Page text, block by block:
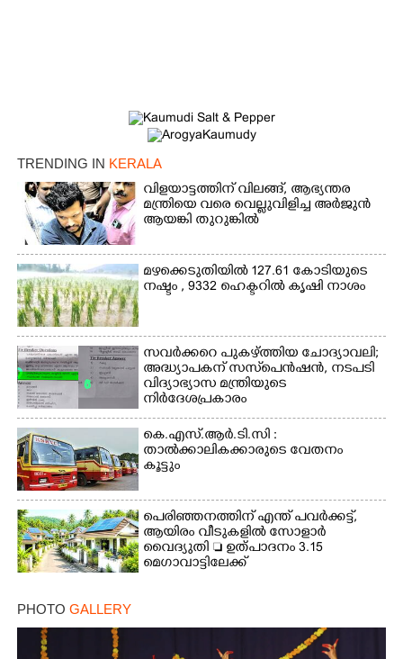
TRENDING IN KERALA
വിളയാട്ടത്തിന് വിലങ്ങ്, ആഭ്യന്തര
മന്ത്രിയെ വരെ വെല്ലുവിളിച്ച അർജുൻ
ആയങ്കി തുറുങ്കിൽ
മഴക്കെടുതിയിൽ 127.61 കോടിയുടെ
നഷ്ടം , 9332 ഹെക്ടറിൽ കൃഷി നാശം
സവർക്കറെ പുകഴ്ത്തിയ ചോദ്യാവലി;
അദ്ധ്യാപകന് സസ്‌പെൻഷൻ, നടപടി
വിദ്യാഭ്യാസ മന്ത്രിയുടെ
നിർദേശപ്രകാരം
കെ.എസ്.ആർ.ടി.സി :
താൽക്കാലികക്കാരുടെ വേതനം
കൂട്ടും
പെരിഞ്ഞനത്തിന് എന്ത് പവർക്കട്ട്,​
ആയിരം വീടുകളിൽ സോളാർ
വൈദ്യുതി  ഉത്പാദനം 3.15
മെഗാവാട്ടിലേക്ക്
PHOTO GALLERY